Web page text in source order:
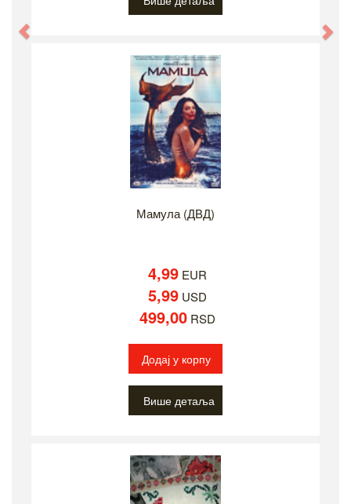
Мамула (ДВД)
4,99 EUR
5,99 USD
499,00 RSD
Додај у корпу
Више детаља